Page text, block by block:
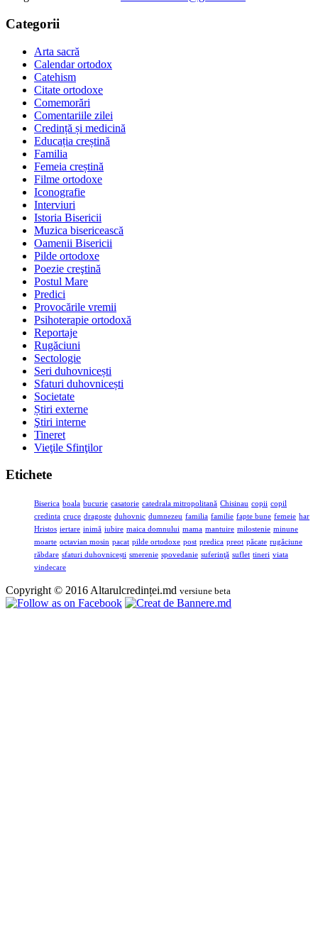
Categorii
Arta sacră
Calendar ortodox
Catehism
Citate ortodoxe
Comemorări
Comentariile zilei
Credință și medicină
Educația creștină
Familia
Femeia creștină
Filme ortodoxe
Iconografie
Interviuri
Istoria Bisericii
Muzica bisericească
Oamenii Bisericii
Pilde ortodoxe
Poezie creştină
Postul Mare
Predici
Provocările vremii
Psihoterapie ortodoxă
Reportaje
Rugăciuni
Sectologie
Seri duhovnicești
Sfaturi duhovnicești
Societate
Știri externe
Ştiri interne
Tineret
Vieţile Sfinţilor
Etichete
Biserica boala bucurie casatorie catedrala mitropolitană Chisinau copii copil
credinta cruce dragoste duhovnic dumnezeu familia familie fapte bune femeie har
Hristos iertare inimă iubire maica domnului mama mantuire milostenie minune
moarte octavian mosin pacat pilde ortodoxe post predica preot păcate rugăciune
răbdare sfaturi duhovnicești smerenie spovedanie suferinţă suflet tineri viata
vindecare
Copyright © 2016 Altarulcredinței.md versiune beta